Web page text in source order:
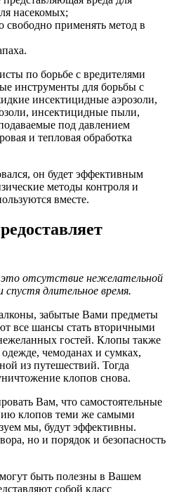
насекомых;
применять метод в
по борьбе с вредителями
инструменты для борьбы с
инсектицидные аэрозоли,
инсектицидные пыли,
под давлением
и тепловая обработка
он будет эффективным
методы контроля и
вместе.
отсутствие нежелательной
спустя длительное время.
забытые Вами предметы
все шансы стать вторичными
гостей. Клопы также
одежде, чемоданах и сумках,
из путешествий. Тогда
клопов снова.
Вам, что самостоятельные
клопов теми же самыми
мы, будут эффективны.
но и порядок и безопасность
быть полезны в Вашем
собой класс